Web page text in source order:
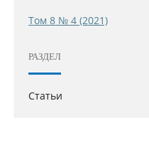
Том 8 № 4 (2021)
РАЗДЕЛ
Статьи